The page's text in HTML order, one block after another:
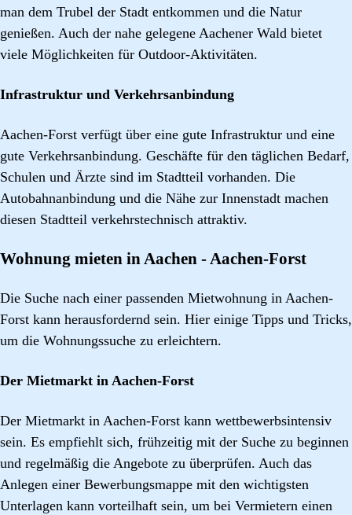
man dem Trubel der Stadt entkommen und die Natur
genießen. Auch der nahe gelegene Aachener Wald bietet
viele Möglichkeiten für Outdoor-Aktivitäten.
Infrastruktur und Verkehrsanbindung
Aachen-Forst verfügt über eine gute Infrastruktur und eine
gute Verkehrsanbindung. Geschäfte für den täglichen Bedarf,
Schulen und Ärzte sind im Stadtteil vorhanden. Die
Autobahnanbindung und die Nähe zur Innenstadt machen
diesen Stadtteil verkehrstechnisch attraktiv.
Wohnung mieten in Aachen - Aachen-Forst
Die Suche nach einer passenden Mietwohnung in Aachen-
Forst kann herausfordernd sein. Hier einige Tipps und Tricks,
um die Wohnungssuche zu erleichtern.
Der Mietmarkt in Aachen-Forst
Der Mietmarkt in Aachen-Forst kann wettbewerbsintensiv
sein. Es empfiehlt sich, frühzeitig mit der Suche zu beginnen
und regelmäßig die Angebote zu überprüfen. Auch das
Anlegen einer Bewerbungsmappe mit den wichtigsten
Unterlagen kann vorteilhaft sein, um bei Vermietern einen